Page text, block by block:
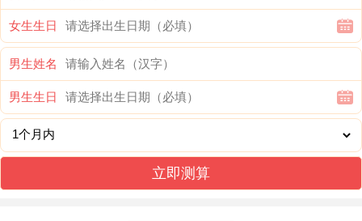
增添更多的喜庆氛围...
⑶ 2025年吉位方办婚宴
2025年，【九紫】吉星出现再正东方 - 可以
考虑再以家为中心点的正东方位的地方办婚
宴或安排蜜月旅行。
还可能再卧室的正东方摆放一个“祥安阁双
女生生日
男生姓名
男生生日
立即测算